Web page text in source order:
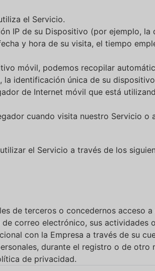
el Servicio.
IP de su Dispositivo (por ejemplo,
y hora de su visita, el tiempo
móvil, podemos recopilar
identificación única de su
de Internet móvil que está
cuando visita nuestro Servicio
el Servicio a través de los
de terceros o concedernos acceso
correo electrónico, sus actividades
con la Empresa a través de su
durante el registro o de otro
de privacidad.